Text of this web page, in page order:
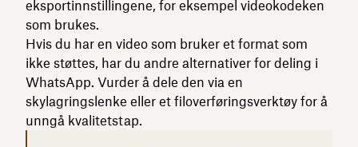
eksportinnstillingene, for eksempel videokodeken
som brukes.
Hvis du har en video som bruker et format som
ikke støttes, har du andre alternativer for deling i
WhatsApp. Vurder å dele den via en
skylagringslenke eller et filoverføringsverktøy for å
unngå kvalitetstap.